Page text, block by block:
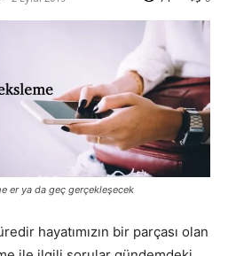
Pazarlaması
er ya da geç gerçekleşecek
hayatımızın bir parçası olan